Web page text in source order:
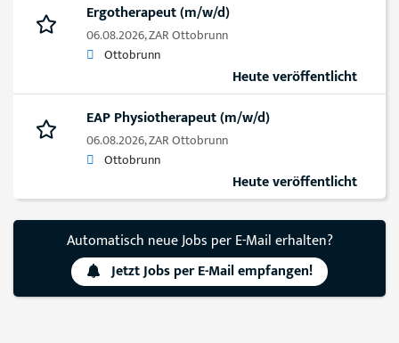
Ergotherapeut (m/w/d)
06.08.2026,ZAR Ottobrunn
Ottobrunn
Heute veröffentlicht
EAP Physiotherapeut (m/w/d)
06.08.2026,ZAR Ottobrunn
Ottobrunn
Heute veröffentlicht
Automatisch neue Jobs per E-Mail erhalten?
Jetzt Jobs per E-Mail empfangen!